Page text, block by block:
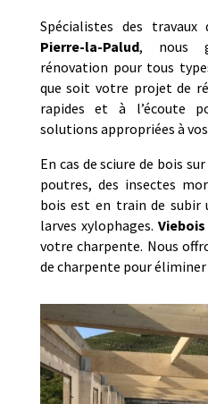
Spécialistes des travaux
Pierre-la-Palud, nous
rénovation pour tous
que soit votre projet de
rapides et à l’écoute
solutions appropriées à
En cas de sciure de bois
poutres, des insectes
bois est en train de subir
larves xylophages. Viebois
votre charpente. Nous
de charpente pour éliminer